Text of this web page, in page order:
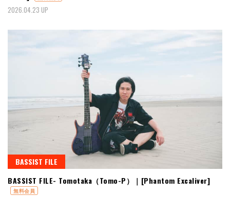
2026.04.23 UP
BASSIST FILE
BASSIST FILE- Tomotaka（Tomo-P）｜[Phantom Excaliver]
無料会員